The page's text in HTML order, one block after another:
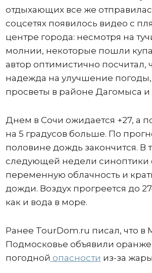
отдыхающих все же
соцсетях появилось видео с
центре города: несмотря на
молнии, некоторые пошли
автор оптимистично посчитал,
надежда на улучшение погоды,
просветы в районе Дагомыса и
Днем в Сочи ожидается +27, а
на 5 градусов больше. По
половине дождь закончится. В
следующей недели синоптики
переменную облачность и
дожди. Воздух прогреется до
как и вода в море.
Ранее TourDom.ru писал, что в
Подмосковье объявили
погодной опасности из-за